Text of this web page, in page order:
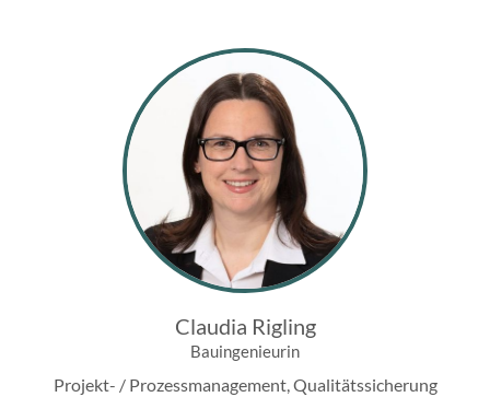
Claudia Rigling
Bauingenieurin
Projekt- / Prozessmanagement, Qualitätssicherung